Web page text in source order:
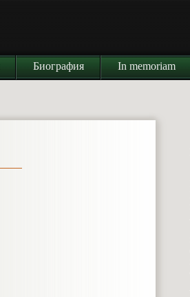
Биография In memoriam